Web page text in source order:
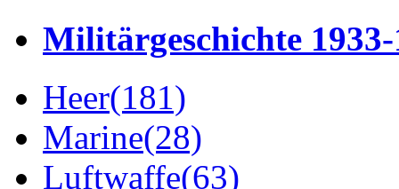
Militärgeschichte 1933-
Heer(181)
Marine(28)
Luftwaffe(63)